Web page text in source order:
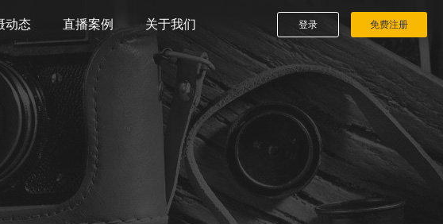
动态 直播案例 关于我们 登录 免费注册